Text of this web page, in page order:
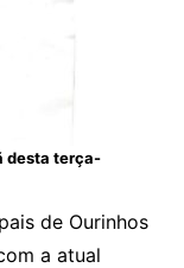
desta terça-
de Ourinhos
a atual